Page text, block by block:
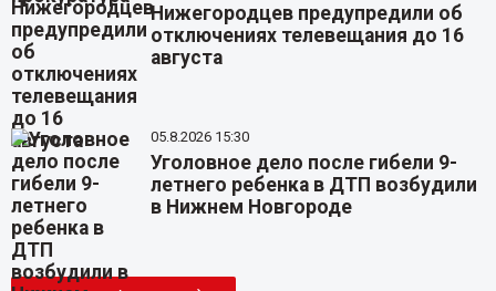
Нижегородцев предупредили об
отключениях телевещания до 16
августа
05.8.2026 15:30
Уголовное дело после гибели 9-
летнего ребенка в ДТП возбудили
в Нижнем Новгороде